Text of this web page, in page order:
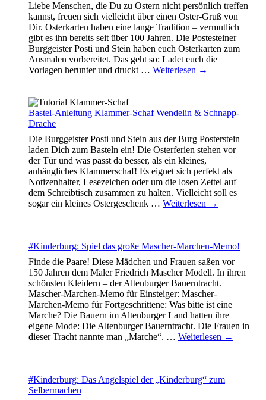
Liebe Menschen, die Du zu Ostern nicht persönlich treffen
kannst, freuen sich vielleicht über einen Oster-Gruß von
Dir. Osterkarten haben eine lange Tradition – vermutlich
gibt es ihn bereits seit über 100 Jahren. Die Postesteiner
Burggeister Posti und Stein haben euch Osterkarten zum
Ausmalen vorbereitet. Das geht so: Ladet euch die
Vorlagen herunter und druckt … Weiterlesen →
Bastel-Anleitung Klammer-Schaf Wendelin & Schnapp-
Drache
Die Burggeister Posti und Stein aus der Burg Posterstein
laden Dich zum Basteln ein! Die Osterferien stehen vor
der Tür und was passt da besser, als ein kleines,
anhängliches Klammerschaf! Es eignet sich perfekt als
Notizenhalter, Lesezeichen oder um die losen Zettel auf
dem Schreibtisch zusammen zu halten. Vielleicht soll es
sogar ein kleines Ostergeschenk … Weiterlesen →
#Kinderburg: Spiel das große Mascher-Marchen-Memo!
Finde die Paare! Diese Mädchen und Frauen saßen vor
150 Jahren dem Maler Friedrich Mascher Modell. In ihren
schönsten Kleidern – der Altenburger Bauerntracht.
Mascher-Marchen-Memo für Einsteiger: Mascher-
Marchen-Memo für Fortgeschrittene: Was bitte ist eine
Marche? Die Bauern im Altenburger Land hatten ihre
eigene Mode: Die Altenburger Bauerntracht. Die Frauen in
dieser Tracht nannte man „Marche“. … Weiterlesen →
#Kinderburg: Das Angelspiel der „Kinderburg“ zum
Selbermachen